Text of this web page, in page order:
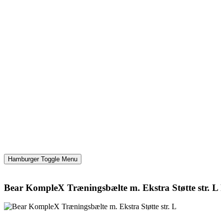
Hamburger Toggle Menu
Bear KompleX Træningsbælte m. Ekstra Støtte str. L